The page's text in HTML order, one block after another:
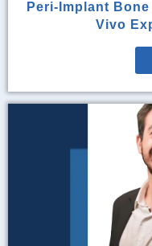
Peri-Implant
Vivo